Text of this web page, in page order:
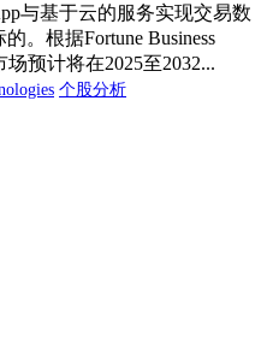
与基于云的服务实现交易数
。根据Fortune Business
预计将在2025至2032...
个股分析